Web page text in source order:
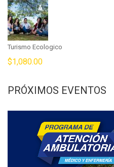
Turismo Ecologico
$1,080.00
PRÓXIMOS EVENTOS